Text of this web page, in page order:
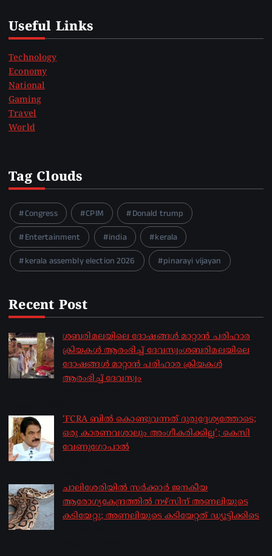
Useful Links
Technology
Economy
National
Gaming
Travel
World
Tag Clouds
Congress CPIM
Donald trump
Entertainment
india
kerala
kerala assembly election 2026
pinarayi vijayan
Recent Post
ശബരിമലയിലെ ദോഷങ്ങൾ മാറ്റാൻ പരിഹാര
ക്രിയകൾ ആരംഭിച്ച് ദേവസ്വംശബരിമലയിലെ
ദോഷങ്ങൾ മാറ്റാൻ പരിഹാര ക്രിയകൾ
ആരംഭിച്ച് ദേവസ്വം
‘FCRA ബിൽ കൊണ്ടുവന്നത് ദുരുദ്ദേശ്യത്തോടെ;
ഒരു കാരണവശാലും അം​ഗീകരിക്കില്ല’; കെസി
വേണു​ഗോപാൽ
ചാലിശേരിയില്‍ സര്‍ക്കാര്‍ ജനകീയ
ആരോഗ്യകേന്ദ്രത്തില്‍ നഴ്സിന് അണലിയുടെ
കടിയേറ്റു; അണലിയുടെ കടിയേറ്റത് ഡ്യൂട്ടിക്കിടെ